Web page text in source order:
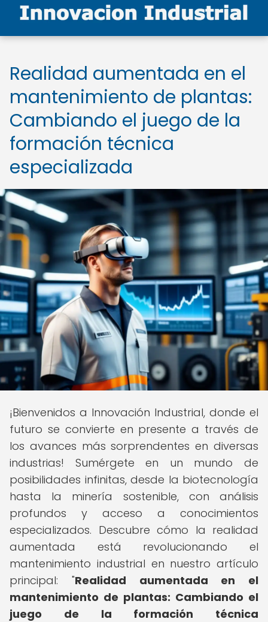
Realidad aumentada en el
mantenimiento de plantas:
Cambiando el juego de la
formación técnica
especializada
¡Bienvenidos a Innovación Industrial, donde el
futuro se convierte en presente a través de
los avances más sorprendentes en diversas
industrias! Sumérgete en un mundo de
posibilidades infinitas, desde la biotecnología
hasta la minería sostenible, con análisis
profundos y acceso a conocimientos
especializados. Descubre cómo la realidad
aumentada está revolucionando el
mantenimiento industrial en nuestro artículo
principal: "Realidad aumentada en el
mantenimiento de plantas: Cambiando el
juego de la formación técnica